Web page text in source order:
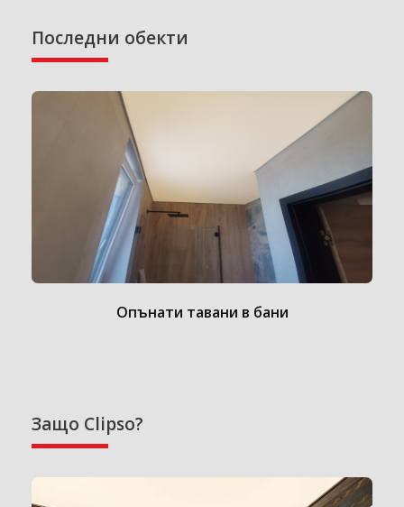
Последни обекти
Опънати тавани в бани
Защо Clipso?